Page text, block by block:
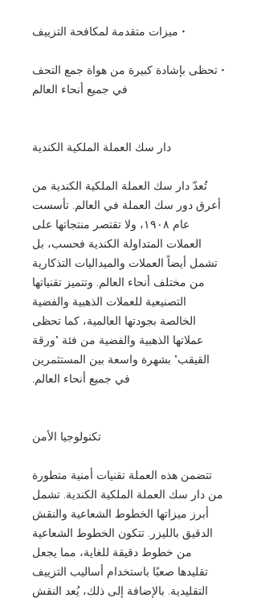
• ميزات متقدمة لمكافحة التزييف
• تحظى بإشادة كبيرة من هواة جمع التحف
في جميع أنحاء العالم
دار سك العملة الملكية الكندية
تُعدّ دار سك العملة الملكية الكندية من
أعرق دور سك العملة في العالم. تأسست
عام ١٩٠٨، ولا تقتصر منتجاتها على
العملات المتداولة الكندية فحسب، بل
تشمل أيضاً العملات والميداليات التذكارية
من مختلف أنحاء العالم. وتتميز تقنياتها
التصنيعية للعملات الذهبية والفضية
الخالصة بجودتها العالمية، كما تحظى
عملاتها الذهبية والفضية من فئة "ورقة
القيقب" بشهرة واسعة بين المستثمرين
في جميع أنحاء العالم.
تكنولوجيا الأمن
تتضمن هذه العملة تقنيات أمنية متطورة
من دار سك العملة الملكية الكندية. تشمل
أبرز ميزاتها الخطوط الشعاعية والنقش
الدقيق بالليزر. تتكون الخطوط الشعاعية
من خطوط دقيقة للغاية، مما يجعل
تقليدها صعبًا باستخدام أساليب التزييف
التقليدية. بالإضافة إلى ذلك، يُعد النقش